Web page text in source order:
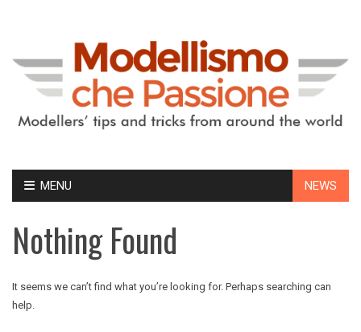
MENU NEWS
Nothing Found
It seems we can’t find what you’re looking for. Perhaps searching can
help.